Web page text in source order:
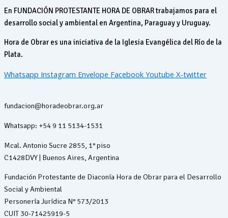
En FUNDACIÓN PROTESTANTE HORA DE OBRAR trabajamos para el
desarrollo social y ambiental en Argentina, Paraguay y Uruguay.
Hora de Obrar es una iniciativa de la Iglesia Evangélica del Río de la
Plata.
Whatsapp Instagram Envelope Facebook Youtube X-twitter
fundacion@horadeobrar.org.ar
Whatsapp: +54 9 11 5134-1531
Mcal. Antonio Sucre 2855, 1° piso
C1428DVY | Buenos Aires, Argentina
Fundación Protestante de Diaconía Hora de Obrar para el Desarrollo
Social y Ambiental
Personería Jurídica N° 573/2013
CUIT 30-71425919-5